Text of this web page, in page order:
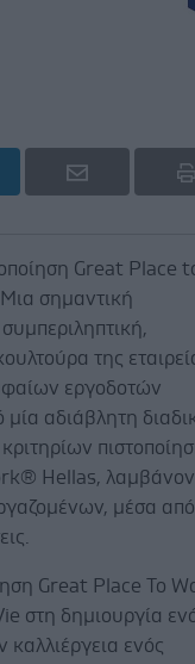
Great Place
σημαντική
της
εργοδοτών
αδιάβλητη
Hellas,
μέσα από
Great Place To
στη δημιουργία
ενός